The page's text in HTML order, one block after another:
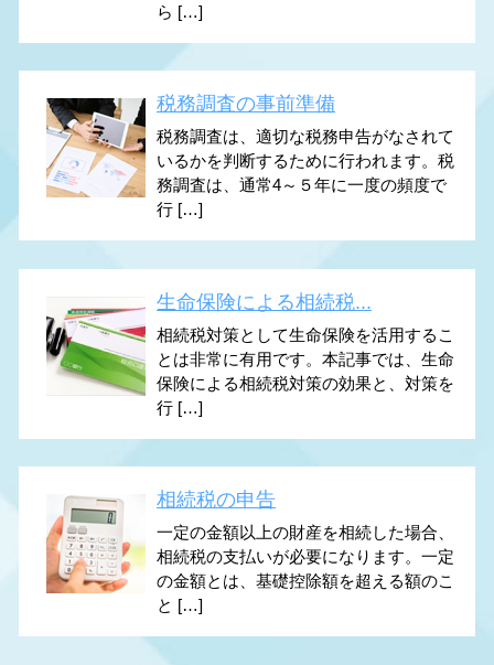
ら […]
税務調査の事前準備
税務調査は、適切な税務申告がなされて
いるかを判断するために行われます。税
務調査は、通常4～５年に一度の頻度で
行 […]
生命保険による相続税...
相続税対策として生命保険を活用するこ
とは非常に有用です。本記事では、生命
保険による相続税対策の効果と、対策を
行 […]
相続税の申告
一定の金額以上の財産を相続した場合、
相続税の支払いが必要になります。一定
の金額とは、基礎控除額を超える額のこ
と […]